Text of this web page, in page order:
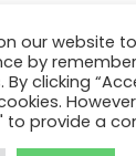
financiado
Inovação
com o
our website
by
clicking
to provide a